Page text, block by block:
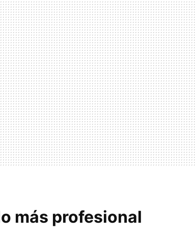
más profesional